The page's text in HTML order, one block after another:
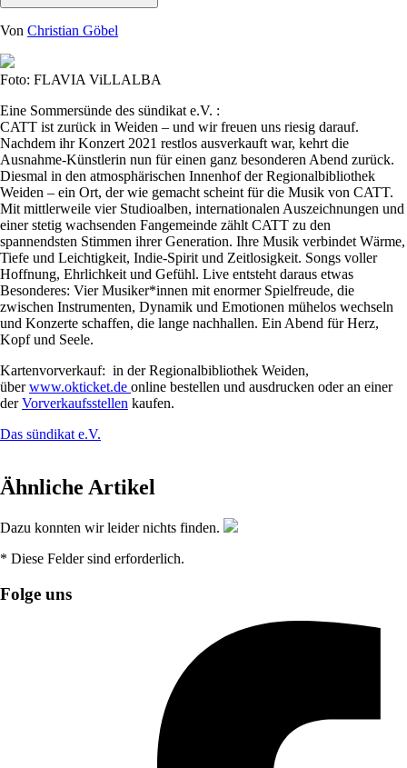
Von Christian Göbel
Foto: FLAVIA ViLLALBA
Eine Sommersünde des sündikat e.V. :
CATT ist zurück in Weiden – und wir freuen uns riesig darauf.
Nachdem ihr Konzert 2021 restlos ausverkauft war, kehrt die
Ausnahme-Künstlerin nun für einen ganz besonderen Abend zurück.
Diesmal in den atmosphärischen Innenhof der Regionalbibliothek
Weiden – ein Ort, der wie gemacht scheint für die Musik von CATT.
Mit mittlerweile vier Studioalben, internationalen Auszeichnungen und
einer stetig wachsenden Fangemeinde zählt CATT zu den
spannendsten Stimmen ihrer Generation. Ihre Musik verbindet Wärme,
Tiefe und Leichtigkeit, Indie-Spirit und Zeitlosigkeit. Songs voller
Hoffnung, Ehrlichkeit und Gefühl. Live entsteht daraus etwas
Besonderes: Vier Musiker*innen mit enormer Spielfreude, die
zwischen Instrumenten, Dynamik und Emotionen mühelos wechseln
und Konzerte schaffen, die lange nachhallen. Ein Abend für Herz,
Kopf und Seele.
Kartenvorverkauf: in der Regionalbibliothek Weiden,
überwww.okticket.de online bestellen und ausdrucken oder an einer
derVorverkaufsstellen kaufen.
Das sündikat e.V.
Ähnliche Artikel
Dazu konnten wir leider nichts finden.
* Diese Felder sind erforderlich.
Folge uns